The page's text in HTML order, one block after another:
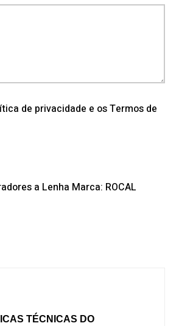
de privacidade e os Termos de
a Lenha Marca: ROCAL
TÉCNICAS DO